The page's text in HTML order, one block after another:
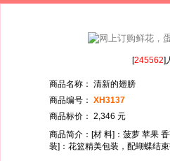
[245562]
商品名称： 清新的
商品编号： XH3137
商品标价： 2,346 元
商品简介：[材 料]：菠萝 苹果
装]：花篮精美包装，配蝴蝶结